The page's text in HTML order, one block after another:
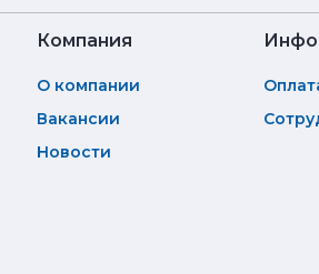
Компания
О компании
Вакансии
Новости